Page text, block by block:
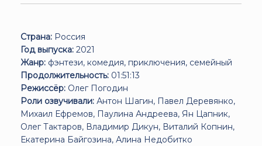
Страна: Россия
Год выпуска: 2021
Жанр: фэнтези, комедия, приключения, семейный
Продолжительность: 01:51:13
Режиссёр: Олег Погодин
Роли озвучивали: Антон Шагин, Павел Деревянко,
Михаил Ефремов, Паулина Андреева, Ян Цапник,
Олег Тактаров, Владимир Дикун, Виталий Копнин,
Екатерина Байгозина, Алина Недобитко